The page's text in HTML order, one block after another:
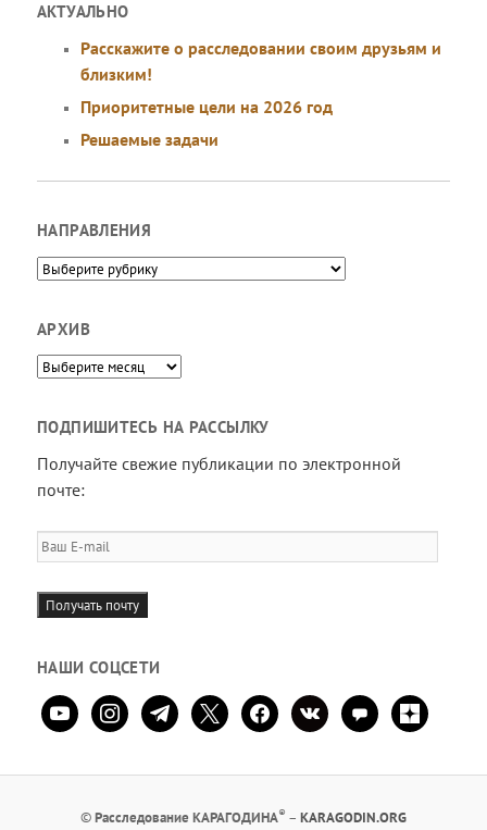
АКТУАЛЬНО
Расскажите о расследовании своим друзьям и
близким!
Приоритетные цели на 2026 год
Решаемые задачи
НАПРАВЛЕНИЯ
Направления
АРХИВ
Архив
ПОДПИШИТЕСЬ НА РАССЫЛКУ
Получайте свежие публикации по электронной
почте:
Ваш
E-
mail
Получать почту
НАШИ СОЦСЕТИ
youtubeinstagramtelegram
x facebookvkontaktecomment
zen-
yandex
©Расследование КАРАГОДИНА® – KARAGODIN.ORG